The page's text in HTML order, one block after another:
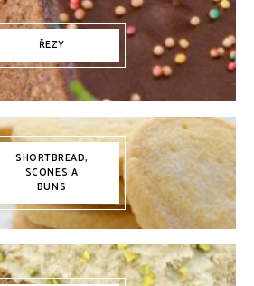
ŘEZY
SHORTBREAD,
SCONES A
BUNS